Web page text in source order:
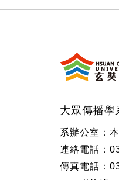
大眾傳播學
系辦公室：
連絡電話：
傳真電話：